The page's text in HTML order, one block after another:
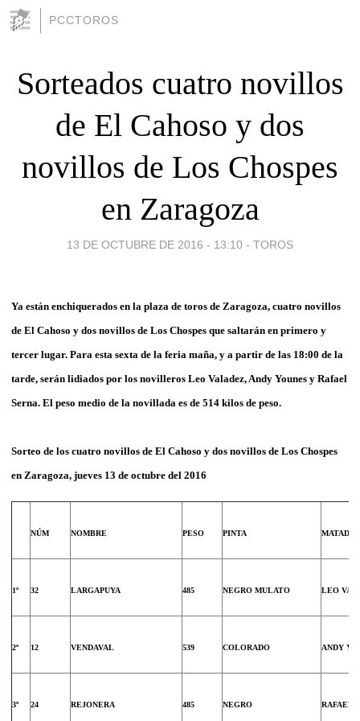
PCCTOROS
Sorteados cuatro novillos
de El Cahoso y dos
novillos de Los Chospes
en Zaragoza
13 DE OCTUBRE DE 2016 - 13:10 - TOROS
Ya están enchiquerados en la plaza de toros de Zaragoza, cuatro novillos
de El Cahoso y dos novillos de Los Chospes que saltarán en primero y
tercer lugar. Para esta sexta de la feria maña, y a partir de las 18:00 de la
tarde, serán lidiados por los novilleros Leo Valadez, Andy Younes y Rafael
Serna. El peso medio de la novillada es de 514 kilos de peso.
Sorteo de los cuatro novillos de El Cahoso y dos novillos de Los Chospes
en Zaragoza, jueves 13 de octubre del 2016
NÚM NOMBRE PESO PINTA
1º 32 LARGAPUYA 485 NEGRO MULATO LEO
2º 12 VENDAVAL 539 COLORADO ANDY
3º 24 REJONERA 485 NEGRO RAFAEL